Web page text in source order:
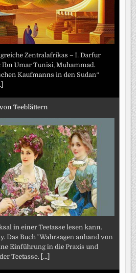
Zentralafrikas – I. Darfur
Ibn Umar Tunisi, Muhammad.
Kaufmanns in den Sudan“
Teeblättern
in einer Teetasse lesen kann.
Das Buch "Wahrsagen anhand von
Einführung in die Praxis und
Teetasse.
[...]